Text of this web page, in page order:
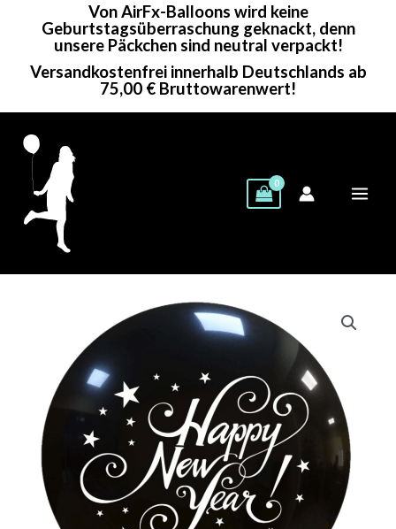
Von AirFx-Balloons wird keine
Geburtstagsüberraschung geknackt, denn
unsere Päckchen sind neutral verpackt!
Versandkostenfrei innerhalb Deutschlands ab
75,00 € Bruttowarenwert!
Schwarz
Happy
New
Menge